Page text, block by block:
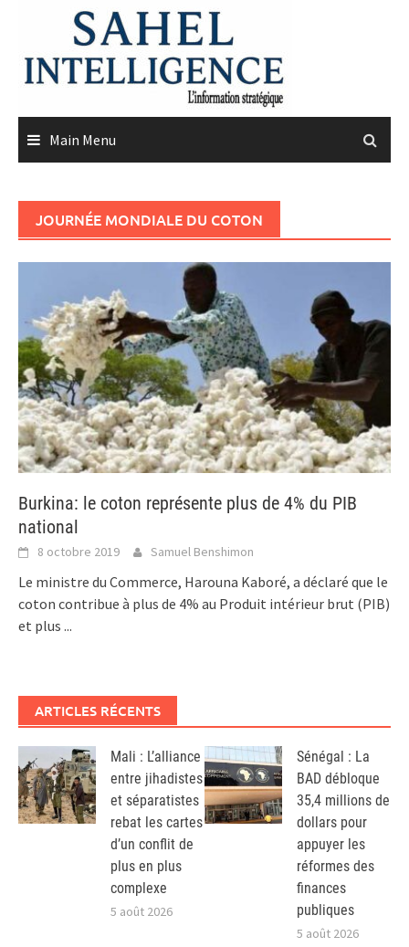
content
Main Menu
JOURNÉE MONDIALE DU COTON
Burkina: le coton représente plus de 4% du PIB
national
8 octobre 2019 Samuel Benshimon
Le ministre du Commerce, Harouna Kaboré, a déclaré que le
coton contribue à plus de 4% au Produit intérieur brut (PIB)
et plus ...
ARTICLES RÉCENTS
Mali : L’alliance
entre jihadistes
et séparatistes
rebat les cartes
d’un conflit de
plus en plus
complexe
5 août 2026
Sénégal : La
BAD débloque
35,4 millions de
dollars pour
appuyer les
réformes des
finances
publiques
5 août 2026